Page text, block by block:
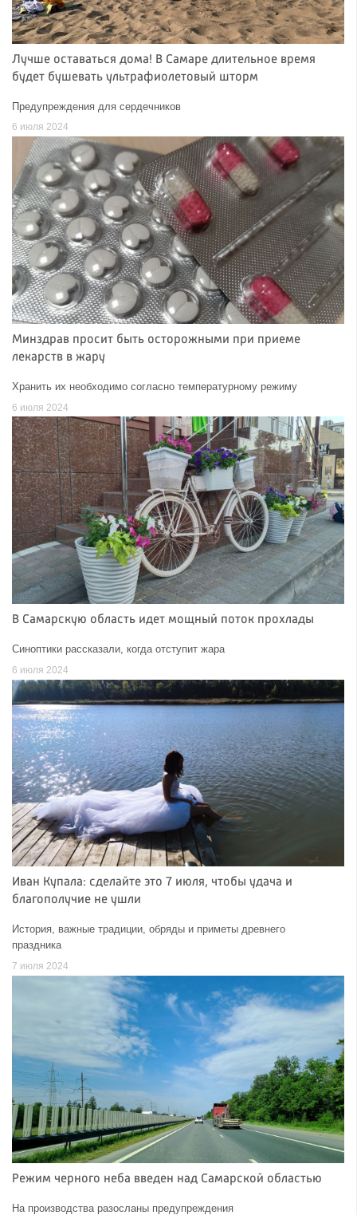
Лучше оставаться дома! В Самаре длительное время
будет бушевать ультрафиолетовый шторм
Предупреждения для сердечников
6 июля 2024
Минздрав просит быть осторожными при приеме
лекарств в жару
Хранить их необходимо согласно температурному режиму
6 июля 2024
В Самарскую область идет мощный поток прохлады
Синоптики рассказали, когда отступит жара
6 июля 2024
Иван Купала: сделайте это 7 июля, чтобы удача и
благополучие не ушли
История, важные традиции, обряды и приметы древнего
праздника
7 июля 2024
Режим черного неба введен над Самарской областью
На производства разосланы предупреждения